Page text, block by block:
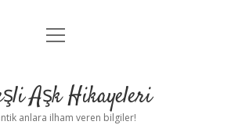
Anasayfa
Yasal Uyarı
menüyü
Aşk Hikayeleri
anlara ilham veren bilgiler!